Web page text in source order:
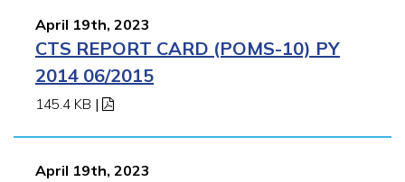
April 19th, 2023
CTS REPORT CARD (POMS-10) PY
2014 06/2015
145.4 KB |
April 19th, 2023